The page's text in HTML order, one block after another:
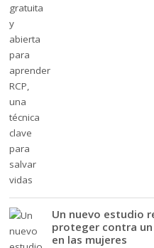
Un nuevo estudio
proteger contra
en las mujeres